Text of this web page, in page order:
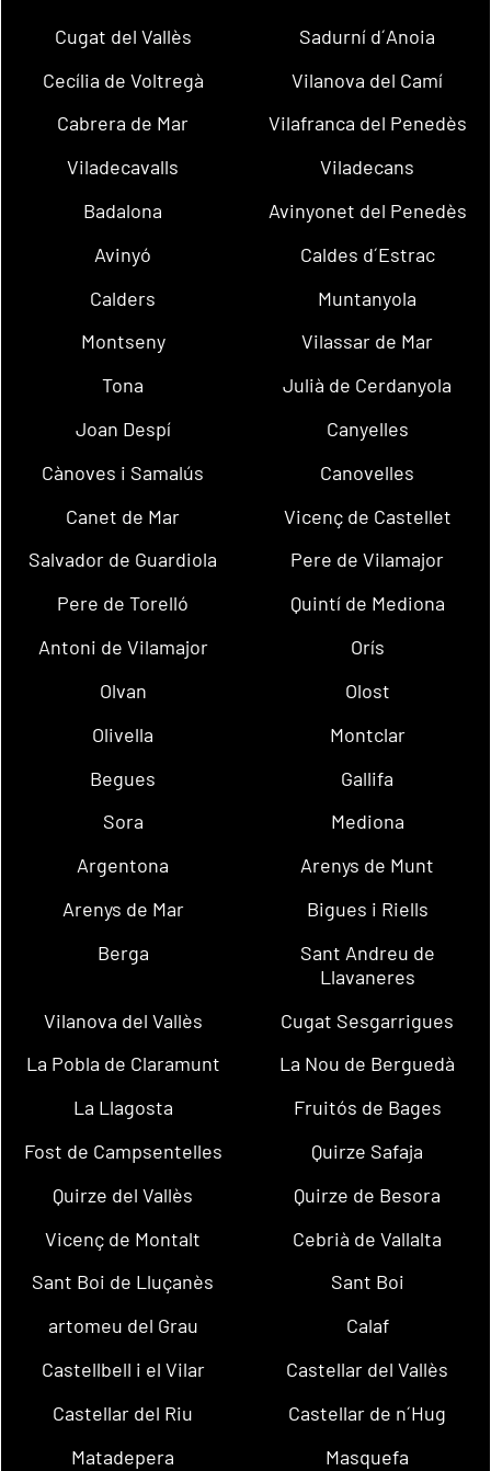
Cugat del Vallès
Sadurní d´Anoia
Cecília de Voltregà
Vilanova del Camí
Cabrera de Mar
Vilafranca del Penedès
Viladecavalls
Viladecans
Badalona
Avinyonet del Penedès
Avinyó
Caldes d´Estrac
Calders
Muntanyola
Montseny
Vilassar de Mar
Tona
Julià de Cerdanyola
Joan Despí
Canyelles
Cànoves i Samalús
Canovelles
Canet de Mar
Vicenç de Castellet
Salvador de Guardiola
Pere de Vilamajor
Pere de Torelló
Quintí de Mediona
Antoni de Vilamajor
Orís
Olvan
Olost
Olivella
Montclar
Begues
Gallifa
Sora
Mediona
Argentona
Arenys de Munt
Arenys de Mar
Bigues i Riells
Berga
Sant Andreu de
Llavaneres
Vilanova del Vallès
Cugat Sesgarrigues
La Pobla de Claramunt
La Nou de Berguedà
La Llagosta
Fruitós de Bages
Fost de Campsentelles
Quirze Safaja
Quirze del Vallès
Quirze de Besora
Vicenç de Montalt
Cebrià de Vallalta
Sant Boi de Lluçanès
Sant Boi
artomeu del Grau
Calaf
Castellbell i el Vilar
Castellar del Vallès
Castellar del Riu
Castellar de n´Hug
Matadepera
Masquefa